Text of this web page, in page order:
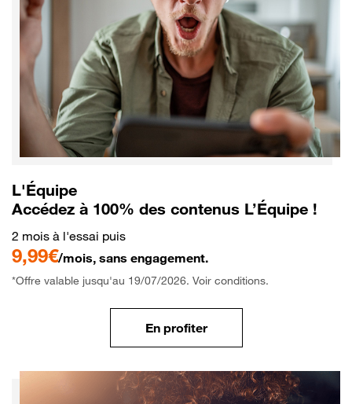
L'Équipe
Accédez à 100% des contenus L’Équipe !
2 mois à l'essai puis
9,99€/mois, sans engagement.
*Offre valable jusqu'au 19/07/2026. Voir conditions.
En profiter